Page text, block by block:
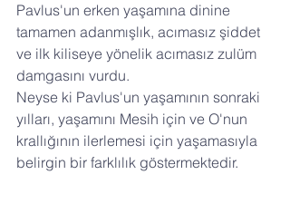
Pavlus'un erken yaşamına dinine
tamamen adanmışlık, acımasız şiddet
ve ilk kiliseye yönelik acımasız zulüm
damgasını vurdu.
Neyse ki Pavlus'un yaşamının sonraki
yılları, yaşamını Mesih için ve O'nun
krallığının ilerlemesi için yaşamasıyla
belirgin bir farklılık göstermektedir.